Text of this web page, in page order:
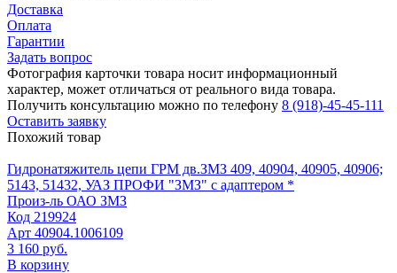
Доставка
Оплата
Гарантии
Задать вопрос
Фотография карточки товара носит информационный
характер, может отличаться от реального вида товара.
Получить консультацию можно по телефону 8 (918)-45-45-111
Оставить заявку
Похожий товар
Гидронатяжитель цепи ГРМ дв.ЗМЗ 409, 40904, 40905, 40906;
5143, 51432, УАЗ ПРОФИ "ЗМЗ" с адаптером *
Произ-ль ОАО ЗМЗ
Код 219924
Арт 40904.1006109
3 160 руб.
В корзину